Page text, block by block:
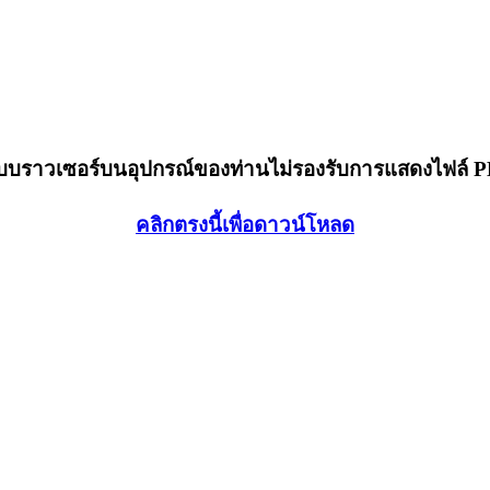
บราวเซอร์บนอุปกรณ์ของท่านไม่รองรับการแสดงไฟล์
คลิกตรงนี้เพื่อดาวน์โหลด